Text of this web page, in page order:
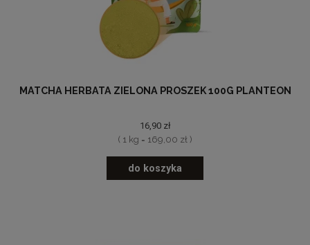
MATCHA HERBATA ZIELONA PROSZEK 100G PLANTEON
16,90 zł
( 1 kg = 169,00 zł )
do koszyka